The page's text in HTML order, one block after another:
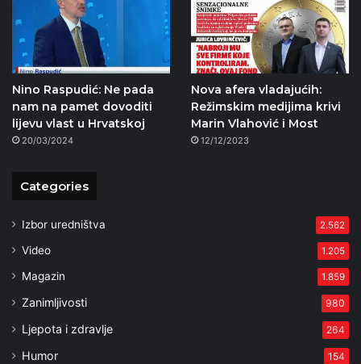
Nino Raspudić: Ne pada
nam na pamet dovoditi
lijevu vlast u Hrvatskoj
20/03/2024
Nova afera vladajućih:
Režimskim medijima krivi
Marin Vlahović i Most
12/12/2023
Categories
Izbor uredništva 2.562
Video 1.205
Magazin 1.859
Zanimljivosti 980
Ljepota i zdravlje 264
Humor 154